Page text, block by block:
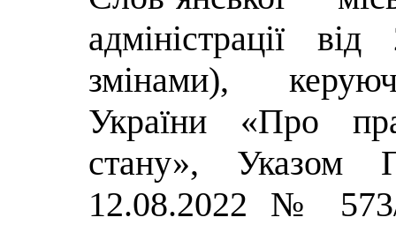
адміністрації
змінами),
України «Про
стану», Указом
12.08.2022 №